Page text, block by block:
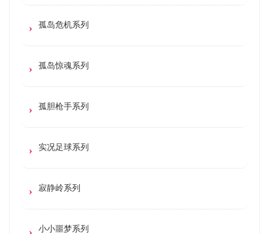
孤岛危机系列
孤岛惊魂系列
孤胆枪手系列
实况足球系列
寂静岭系列
小小噩梦系列